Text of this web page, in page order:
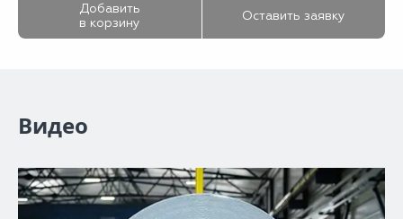
Добавить
в корзину
Оставить заявку
Видео